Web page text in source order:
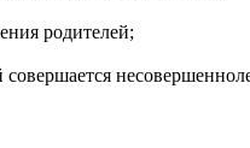
родителей;